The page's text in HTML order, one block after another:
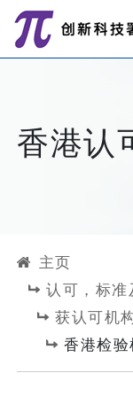
跳至主要内容
香港认
主页
认可，标准
获认可机
香港检验